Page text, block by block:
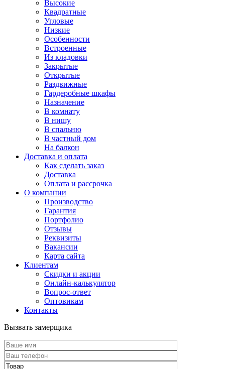
Высокие
Квадратные
Угловые
Низкие
Особенности
Встроенные
Из кладовки
Закрытые
Открытые
Раздвижные
Гардеробные шкафы
Назначение
В комнату
В нишу
В спальню
В частный дом
На балкон
Доставка и оплата
Как сделать заказ
Доставка
Оплата и рассрочка
О компании
Производство
Гарантия
Портфолио
Отзывы
Реквизиты
Вакансии
Карта сайта
Клиентам
Скидки и акции
Онлайн-калькулятор
Вопрос-ответ
Оптовикам
Контакты
Вызвать замерщика